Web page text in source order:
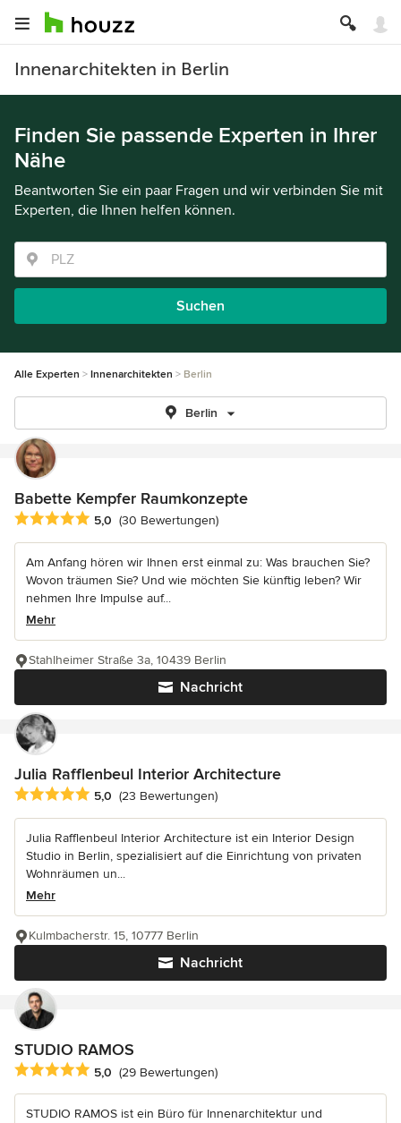
Innenarchitekten in Berlin
Finden Sie passende Experten in Ihrer
Nähe
Beantworten Sie ein paar Fragen und wir verbinden Sie mit
Experten, die Ihnen helfen können.
Suchen
Alle Experten Innenarchitekten Berlin
Berlin
Babette Kempfer Raumkonzepte
Durchschnittliche Bewertung: 5 von 5 Sternen
5,0 (30 Bewertungen)
Am Anfang hören wir Ihnen erst einmal zu: Was brauchen Sie?
Wovon träumen Sie? Und wie möchten Sie künftig leben? Wir
nehmen Ihre Impulse auf...
Mehr
Nachricht
Stahlheimer Straße 3a, 10439 Berlin
Julia Rafflenbeul Interior Architecture
Durchschnittliche Bewertung: 5 von 5 Sternen
5,0 (23 Bewertungen)
Julia Rafflenbeul Interior Architecture ist ein Interior Design
Studio in Berlin, spezialisiert auf die Einrichtung von privaten
Wohnräumen un...
Mehr
Nachricht
Kulmbacherstr. 15, 10777 Berlin
STUDIO RAMOS
Durchschnittliche Bewertung: 5 von 5 Sternen
5,0 (29 Bewertungen)
STUDIO RAMOS ist ein Büro für Innenarchitektur und